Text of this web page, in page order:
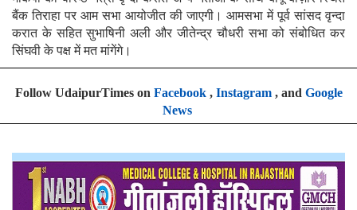
बैंक तिराहा पर आम सभा आयोजीत की जाएगी। आमसभा में पूर्व सांसद वृन्दा
करात के सहित सुभाषिनी अली और जीतेन्द्र चौधरी सभा को संबोधित कर
सिंघवी के पक्ष में मत मांगेंगे।
Follow UdaipurTimes on Facebook, Instagram, and Google
News